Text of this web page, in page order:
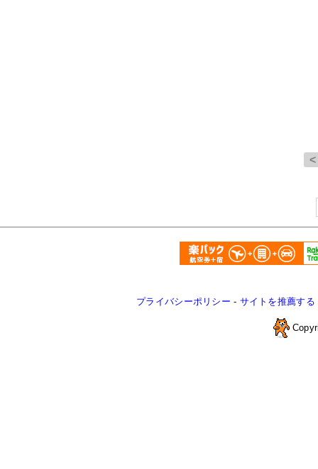
プライバシーポリシー - サイトを推薦する